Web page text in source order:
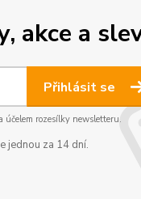
akce a
Přihlásit se
účelem rozesílky newsletteru.
jednou za 14 dní.